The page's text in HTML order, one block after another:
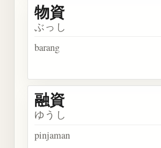
物資
ぶっし
barang
融資
ゆうし
pinjaman